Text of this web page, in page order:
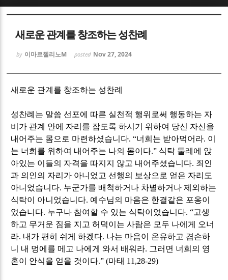
새로운 관계를 창조하는 성찬례
by 이마르첼리노M posted Nov 27, 2024
새로운 관계를 창조하는 성찬례
성찬례는 말씀 선포에 따른 실천적 행위로써 행동하는 자
비가 관계 안에 자리를 잡도록 하시기 위하여 당신 자신을
내어주는 몸으로 마련하셨습니다. “너희는 받아먹어라. 이
는 너희를 위하여 내어주는 나의 몸이다.” 식탁 둘레에 앉
아있는 이들의 자격을 따지지 않고 내어주셨습니다. 죄인
과 의인의 자리가 아니었고 선행의 보상으로 얻은 자리도
아니었습니다. 누군가를 배척하거나 차별하거나 제외하는
식탁이 아니었습니다. 예수님의 마음은 한결같은 포옹이
었습니다. 누구나 참여할 수 있는 식탁이었습니다. “고생
하고 무거운 짐을 지고 허덕이는 사람은 모두 나에게 오너
라. 내가 편히 쉬게 하겠다. 나는 마음이 온유하고 겸손하
니 내 멍에를 메고 나에게 와서 배워라. 그러면 너희의 영
혼이 안식을 얻을 것이다.” (마태 11,28-29)
Sketchbook5, 스케치북5
Sketchbook5, 스케치북5
Sketchbook5, 스케치북5
Sketchbook5, 스케치북5